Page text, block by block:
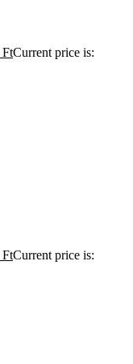
FtCurrent price is:
FtCurrent price is: